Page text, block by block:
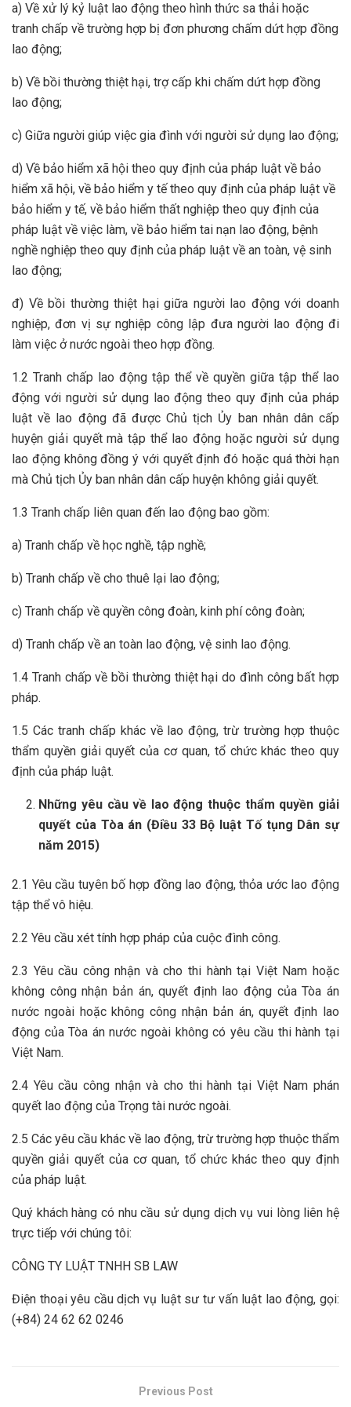
a) Về xử lý kỷ luật lao động theo hình thức sa thải hoặc
tranh chấp về trường hợp bị đơn phương chấm dứt hợp đồng
lao động;
b) Về bồi thường thiệt hại, trợ cấp khi chấm dứt hợp đồng
lao động;
c) Giữa người giúp việc gia đình với người sử dụng lao động;
d) Về bảo hiểm xã hội theo quy định của pháp luật về bảo
hiểm xã hội, về bảo hiểm y tế theo quy định của pháp luật về
bảo hiểm y tế, về bảo hiểm thất nghiệp theo quy định của
pháp luật về việc làm, về bảo hiểm tai nạn lao động, bệnh
nghề nghiệp theo quy định của pháp luật về an toàn, vệ sinh
lao động;
đ) Về bồi thường thiệt hại giữa người lao động với doanh
nghiệp, đơn vị sự nghiệp công lập đưa người lao động đi
làm việc ở nước ngoài theo hợp đồng.
1.2 Tranh chấp lao động tập thể về quyền giữa tập thể lao
động với người sử dụng lao động theo quy định của pháp
luật về lao động đã được Chủ tịch Ủy ban nhân dân cấp
huyện giải quyết mà tập thể lao động hoặc người sử dụng
lao động không đồng ý với quyết định đó hoặc quá thời hạn
mà Chủ tịch Ủy ban nhân dân cấp huyện không giải quyết.
1.3 Tranh chấp liên quan đến lao động bao gồm:
a) Tranh chấp về học nghề, tập nghề;
b) Tranh chấp về cho thuê lại lao động;
c) Tranh chấp về quyền công đoàn, kinh phí công đoàn;
d) Tranh chấp về an toàn lao động, vệ sinh lao động.
1.4 Tranh chấp về bồi thường thiệt hại do đình công bất hợp
pháp.
1.5 Các tranh chấp khác về lao động, trừ trường hợp thuộc
thẩm quyền giải quyết của cơ quan, tổ chức khác theo quy
định của pháp luật.
Những yêu cầu về lao động thuộc thẩm quyền giải
quyết của Tòa án (Điều 33 Bộ luật Tố tụng Dân sự
năm 2015)
2.1 Yêu cầu tuyên bố hợp đồng lao động, thỏa ước lao động
tập thể vô hiệu.
2.2 Yêu cầu xét tính hợp pháp của cuộc đình công.
2.3 Yêu cầu công nhận và cho thi hành tại Việt Nam hoặc
không công nhận bản án, quyết định lao động của Tòa án
nước ngoài hoặc không công nhận bản án, quyết định lao
động của Tòa án nước ngoài không có yêu cầu thi hành tại
Việt Nam.
2.4 Yêu cầu công nhận và cho thi hành tại Việt Nam phán
quyết lao động của Trọng tài nước ngoài.
2.5 Các yêu cầu khác về lao động, trừ trường hợp thuộc thẩm
quyền giải quyết của cơ quan, tổ chức khác theo quy định
của pháp luật.
Quý khách hàng có nhu cầu sử dụng dịch vụ vui lòng liên hệ
trực tiếp với chúng tôi:
CÔNG TY LUẬT TNHH SB LAW
Điện thoại yêu cầu dịch vụ luật sư tư vấn luật lao động, gọi:
(+84) 24 62 62 0246
Previous Post